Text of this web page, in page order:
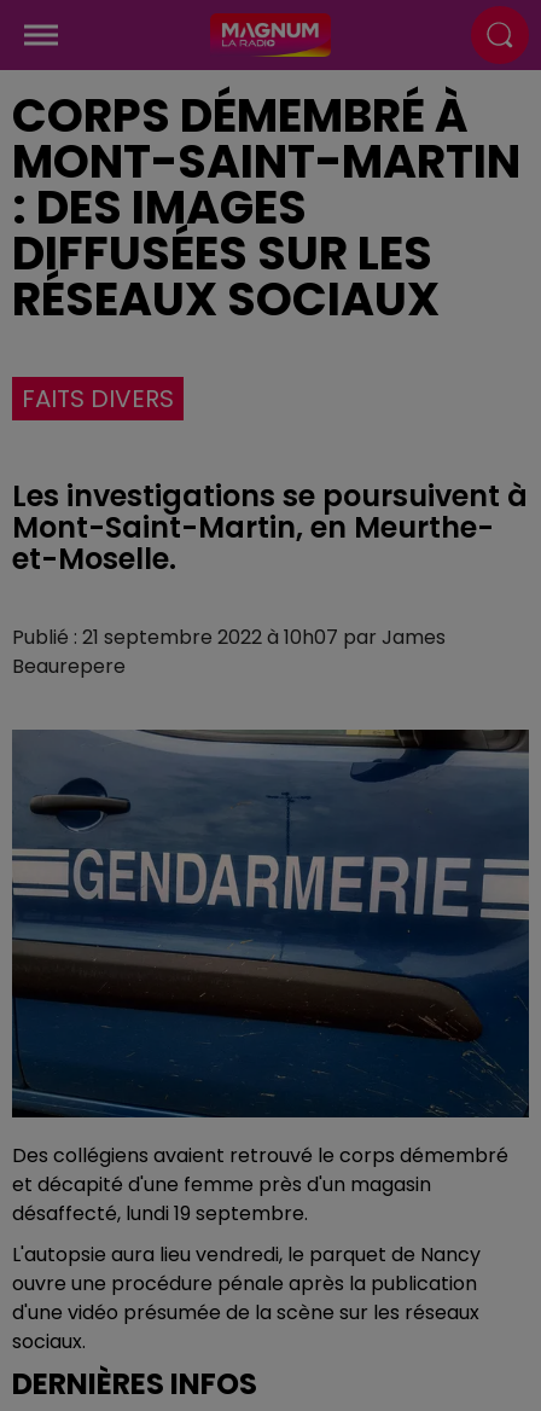
CORPS DÉMEMBRÉ À
MONT-SAINT-MARTIN
: DES IMAGES
DIFFUSÉES SUR LES
RÉSEAUX SOCIAUX
FAITS DIVERS
Les investigations se poursuivent à
Mont-Saint-Martin, en Meurthe-
et-Moselle.
Publié : 21 septembre 2022 à 10h07 par James
Beaurepere
Des collégiens avaient retrouvé le corps démembré
et décapité d'une femme près d'un magasin
désaffecté, lundi 19 septembre.
L'autopsie aura lieu vendredi, le parquet de Nancy
ouvre une procédure pénale après la publication
d'une vidéo présumée de la scène sur les réseaux
sociaux.
DERNIÈRES INFOS